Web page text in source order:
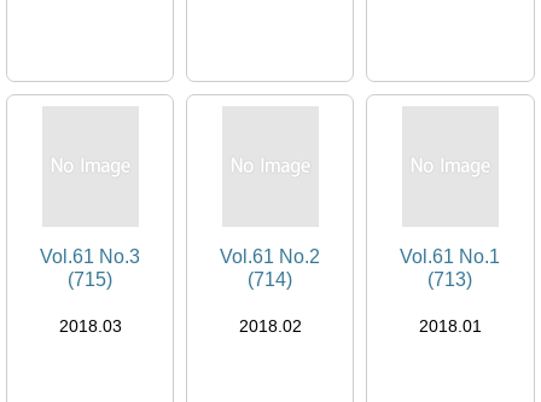
Vol.61 No.3
(715)
2018.03
Vol.61 No.2
(714)
2018.02
Vol.61 No.1
(713)
2018.01